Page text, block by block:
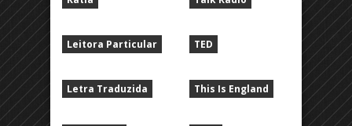
Leitora Particular
Letra Traduzida
TED
This Is England